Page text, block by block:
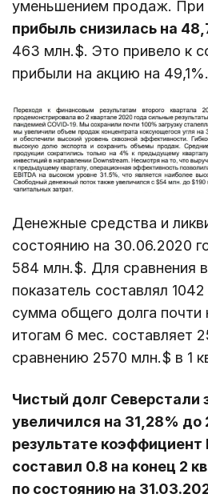
уменьшением продаж. При
прибыль снизилась на
463 млн.$. Это привело к
прибыли на акцию на 49,1%.
Денежные средства и
состоянию на 30.06.2020
584 млн.$. Для сравнения
показатель составлял
сумма общего долга почти
итогам 6 мес. составляет
сравнению 2570 млн.$ в 1
Чистый долг Северстали
увеличился на 31,28%
результате коэффициент
составил 0.8 на конец 2
по состоянию на